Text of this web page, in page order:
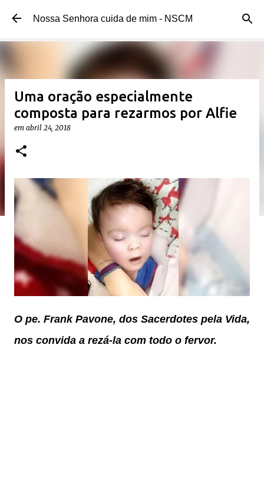
Pular para o conteúdo principal
Nossa Senhora cuida de mim - NSCM
Uma oração especialmente
composta para rezarmos por Alfie
em abril 24, 2018
O pe. Frank Pavone, dos Sacerdotes pela Vida,
nos convida a rezá-la com todo o fervor.